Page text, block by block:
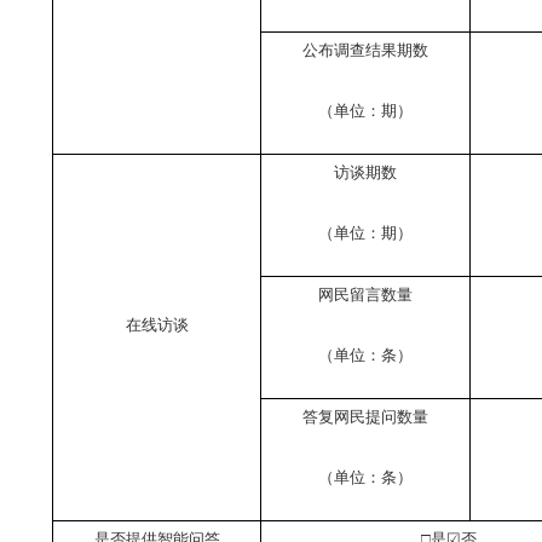
公布调查结果期数
（单位：期）
在线访谈
访谈期数
（单位：期）
网民留言数量
（单位：条）
答复网民提问数量
（单位：条）